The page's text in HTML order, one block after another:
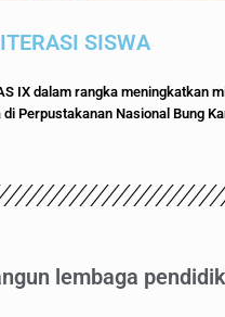
SISWA
IX dalam rangka meningkatkan
Perpustakanan Nasional Bung
lembaga